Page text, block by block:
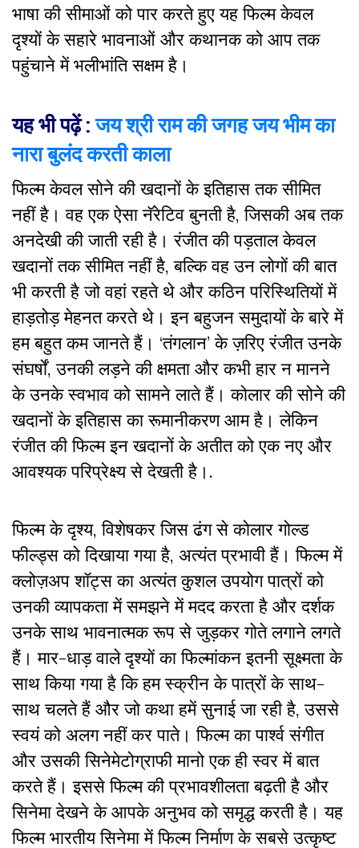
भाषा की सीमाओं को पार करते हुए यह फिल्म केवल
दृश्यों के सहारे भावनाओं और कथानक को आप तक
पहुंचाने में भलीभांति सक्षम है।
यह भी पढ़ें :जय श्री राम की जगह जय भीम का
नारा बुलंद करती काला
फिल्म केवल सोने की खदानों के इतिहास तक सीमित
नहीं है। वह एक ऐसा नॅरेटिव बुनती है, जिसकी अब तक
अनदेखी की जाती रही है। रंजीत की पड़ताल केवल
खदानों तक सीमित नहीं है, बल्कि वह उन लोगों की बात
भी करती है जो वहां रहते थे और कठिन परिस्थितियों में
हाड़तोड़ मेहनत करते थे। इन बहुजन समुदायों के बारे में
हम बहुत कम जानते हैं। ‘तंगलान’ के ज़रिए रंजीत उनके
संघर्षों, उनकी लड़ने की क्षमता और कभी हार न मानने
के उनके स्वभाव को सामने लाते हैं। कोलार की सोने की
खदानों के इतिहास का रूमानीकरण आम है। लेकिन
रंजीत की फिल्म इन खदानों के अतीत को एक नए और
आवश्यक परिप्रेक्ष्य से देखती है।.
फिल्म के दृश्य, विशेषकर जिस ढंग से कोलार गोल्ड
फील्ड्स को दिखाया गया है, अत्यंत प्रभावी हैं। फिल्म में
क्लोज़अप शॉट्स का अत्यंत कुशल उपयोग पात्रों को
उनकी व्यापकता में समझने में मदद करता है और दर्शक
उनके साथ भावनात्मक रूप से जुड़कर गोते लगाने लगते
हैं। मार-धाड़ वाले दृश्यों का फिल्मांकन इतनी सूक्ष्मता के
साथ किया गया है कि हम स्क्रीन के पात्रों के साथ-
साथ चलते हैं और जो कथा हमें सुनाई जा रही है, उससे
स्वयं को अलग नहीं कर पाते। फिल्म का पार्श्व संगीत
और उसकी सिनेमेटोग्राफी मानो एक ही स्वर में बात
करते हैं। इससे फिल्म की प्रभावशीलता बढ़ती है और
सिनेमा देखने के आपके अनुभव को समृद्ध करती है। यह
फिल्म भारतीय सिनेमा में फिल्म निर्माण के सबसे उत्कृष्ट